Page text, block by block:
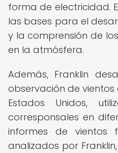
forma de electricidad.
las bases para el
y la comprensión de
en la atmósfera.
Además, Franklin
observación de
Estados Unidos,
corresponsales en
informes de vientos
analizados por